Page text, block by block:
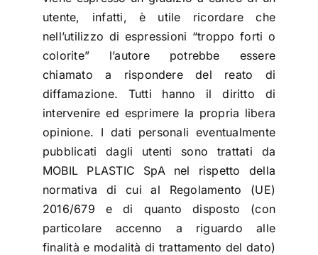
utente, infatti, è utile ricordare che
nell’utilizzo di espressioni “troppo forti o
colorite” l’autore potrebbe essere
chiamato a rispondere del reato di
diffamazione. Tutti hanno il diritto di
intervenire ed esprimere la propria libera
opinione. I dati personali eventualmente
pubblicati dagli utenti sono trattati da
MOBIL PLASTIC SpA nel rispetto della
normativa di cui al Regolamento (UE)
2016/679 e di quanto disposto (con
particolare accenno a riguardo alle
finalità e modalità di trattamento del dato)